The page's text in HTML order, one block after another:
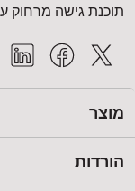
תוכנת גישה מרחוק
מוצר
הורדות